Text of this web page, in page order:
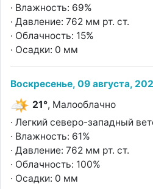
· Влажность: 69%
· Давление: 762 мм рт. ст.
· Облачность: 15%
· Осадки: 0 мм
Воскресенье, 09 августа,
21°, Малооблачно
· Легкий северо-западный
· Влажность: 61%
· Давление: 762 мм рт. ст.
· Облачность: 100%
· Осадки: 0 мм